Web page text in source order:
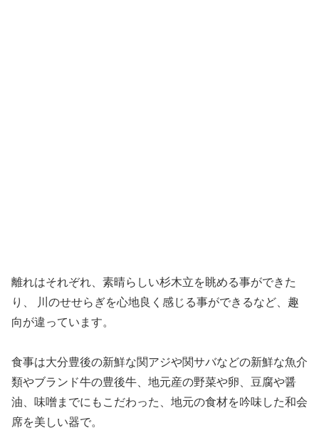
離れはそれぞれ、素晴らしい杉木立を眺める事ができた
り、 川のせせらぎを心地良く感じる事ができるなど、趣
向が違っています。
食事は大分豊後の新鮮な関アジや関サバなどの新鮮な魚介
類やブランド牛の豊後牛、地元産の野菜や卵、豆腐や醤
油、味噌までにもこだわった、地元の食材を吟味した和会
席を美しい器で。